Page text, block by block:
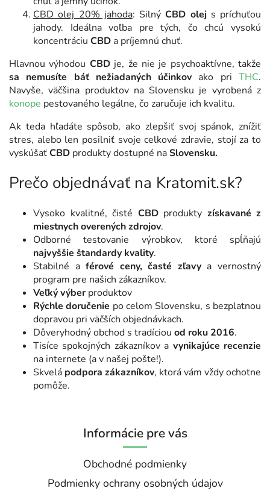
CBD olej 20% jahoda: SilnýCBD olejs príchuťou
jahody. Ideálna voľba pre tých, čo chcú vysokú
koncentráciu CBD a príjemnú chuť.
Hlavnou výhodou CBDje, že nie je psychoaktívne, takže
sa nemusíte báť nežiadaných účinkov ako priTHC.
Navyše, väčšina produktov na Slovensku je vyrobená z
konope pestovaného legálne, čo zaručuje ich kvalitu.
Ak teda hľadáte spôsob, ako zlepšiť svoj spánok, znížiť
stres, alebo len posilniť svoje celkové zdravie, stojí za to
vyskúšaťCBD produkty dostupné naSlovensku.
Prečo objednávať na Kratomit.sk?
Vysoko kvalitné, čisté CBDprodukty získavané z
miestnych overených zdrojov.
Odborné testovanie výrobkov, ktoré spĺňajú
najvyššie štandardy kvality.
Stabilné aférové ceny, časté zľavya vernostný
program pre našich zákazníkov.
Veľký výber produktov
Rýchle doručenie po celom Slovensku, s bezplatnou
dopravou pri väčších objednávkach.
Dôveryhodný obchod s tradíciou od roku 2016.
Tisíce spokojných zákazníkov a vynikajúce recenzie
na internete (a v našej pošte!).
Skvelá podpora zákazníkov, ktorá vám vždy ochotne
pomôže.
Informácie pre vás
Obchodné podmienky
Podmienky ochrany osobných údajov